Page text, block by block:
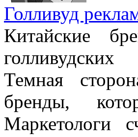
Голливуд
Китайские
Темная
бренды,
Маркетологи